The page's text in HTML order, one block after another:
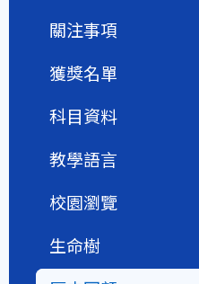
關注事項
獲獎名單
科目資料
教學語言
校園瀏覽
生命樹